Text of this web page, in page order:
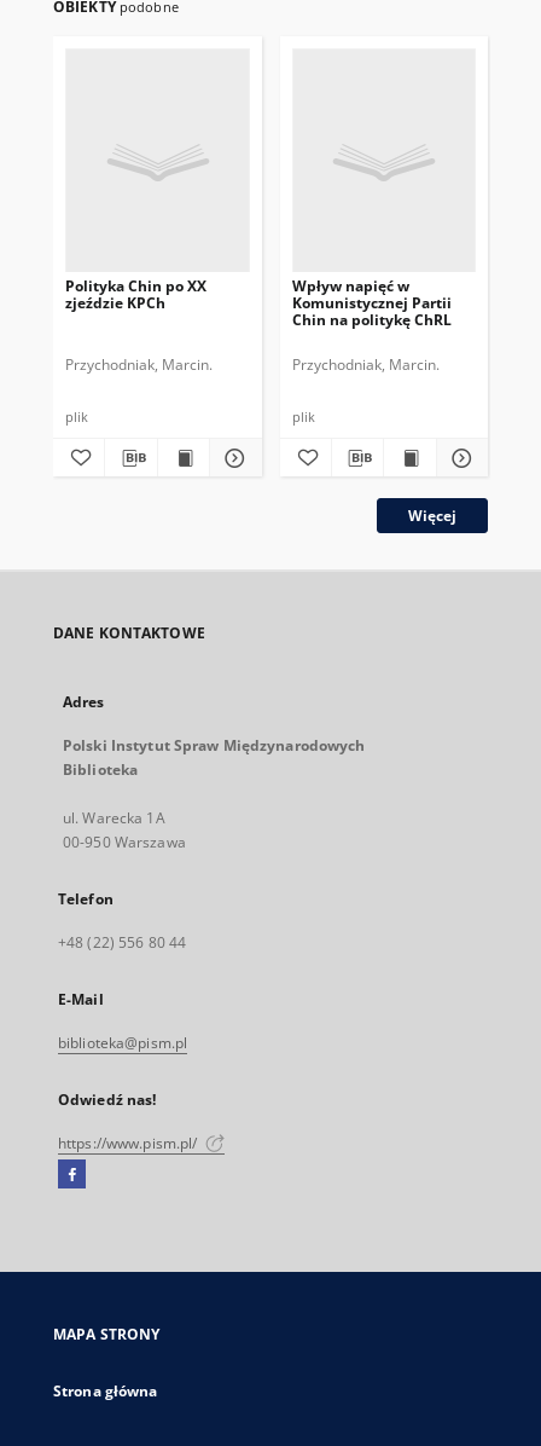
OBIEKTY podobne
Polityka Chin po XX
zjeździe KPCh
Przychodniak, Marcin.
plik
Wpływ napięć w
Komunistycznej Partii
Chin na politykę ChRL
Przychodniak, Marcin.
plik
Więcej
DANE KONTAKTOWE
Adres
Polski Instytut Spraw Międzynarodowych
Biblioteka
ul. Warecka 1A
00-950 Warszawa
Telefon
+48 (22) 556 80 44
E-Mail
biblioteka@pism.pl
Odwiedź nas!
https://www.pism.pl/
Facebook
się
karcie
MAPA STRONY
Strona główna